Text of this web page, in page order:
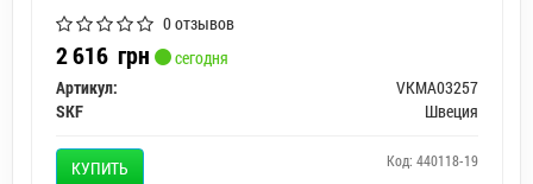
0 отзывов
2 616 грн
сегодня
Артикул:
VKMA03257
SKF
Швеция
КУПИТЬ Код: 440118-19